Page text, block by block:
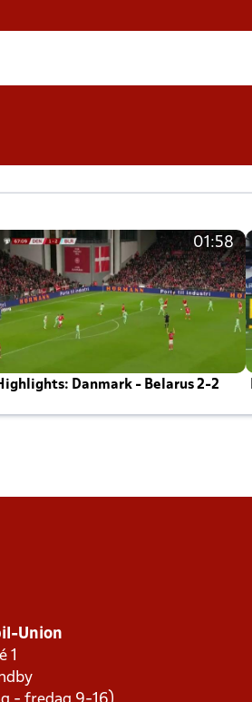
01:58
Danmark - Belarus 2-2
Union
1